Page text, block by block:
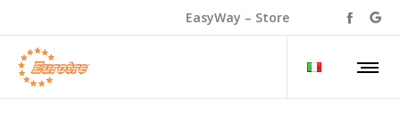
EasyWay – Store